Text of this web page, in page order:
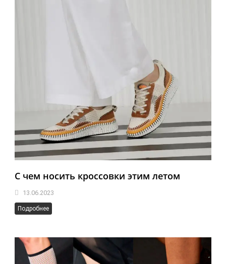
C чем носить кроссовки этим летом
13.06.2023
Подробнее